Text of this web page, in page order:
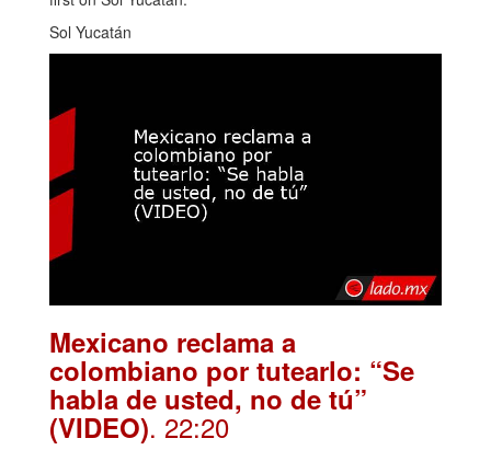
Sol Yucatán
Mexicano reclama a
colombiano por tutearlo: “Se
habla de usted, no de tú”
(VIDEO). 22:20